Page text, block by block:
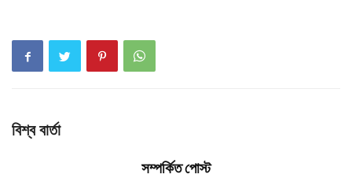
বিশ্ব বার্তা
সম্পর্কিত পোস্ট